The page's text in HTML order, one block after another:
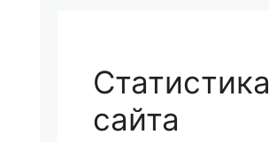
Статистика
сайта